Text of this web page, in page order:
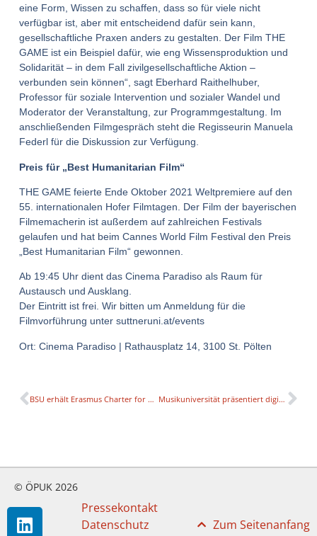
eine Form, Wissen zu schaffen, dass so für viele nicht
verfügbar ist, aber mit entscheidend dafür sein kann,
gesellschaftliche Praxen anders zu gestalten. Der Film THE
GAME ist ein Beispiel dafür, wie eng Wissensproduktion und
Solidarität – in dem Fall zivilgesellschaftliche Aktion –
verbunden sein können“, sagt Eberhard Raithelhuber,
Professor für soziale Intervention und sozialer Wandel und
Moderator der Veranstaltung, zur Programmgestaltung. Im
anschließenden Filmgespräch steht die Regisseurin Manuela
Federl für die Diskussion zur Verfügung.
Preis für „Best Humanitarian Film“
THE GAME feierte Ende Oktober 2021 Weltpremiere auf den
55. internationalen Hofer Filmtagen. Der Film der bayerischen
Filmemacherin ist außerdem auf zahlreichen Festivals
gelaufen und hat beim Cannes World Film Festival den Preis
„Best Humanitarian Film“ gewonnen.
Ab 19:45 Uhr dient das Cinema Paradiso als Raum für
Austausch und Ausklang.
Der Eintritt ist frei. Wir bitten um Anmeldung für die
Filmvorführung unter suttneruni.at/events
Ort: Cinema Paradiso | Rathausplatz 14, 3100 St. Pölten
BSU erhält Erasmus Charter for Higher Education (ECHE) Musikuniversität präsentiert digitale Plattform für Live-Musik, Streaming und NFTs
© ÖPUK 2026
Pressekontakt
Datenschutz
Zum Seitenanfang